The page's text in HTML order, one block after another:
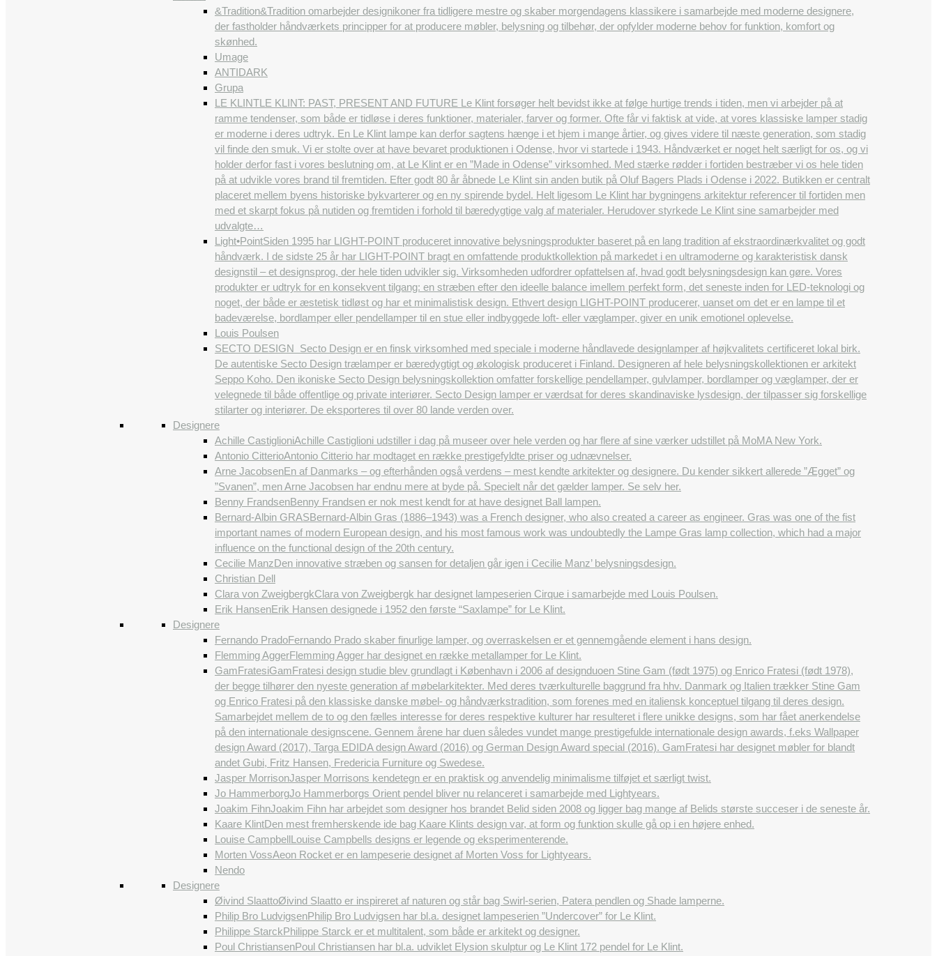
&Tradition&Tradition omarbejder designikoner fra tidligere mestre og skaber morgendagens klassikere i samarbejde med moderne designere,
der fastholder håndværkets principper for at producere møbler, belysning og tilbehør, der opfylder moderne behov for funktion, komfort og
skønhed.
Umage
ANTIDARK
Grupa
LE KLINTLE KLINT: PAST, PRESENT AND FUTURE Le Klint forsøger helt bevidst ikke at følge hurtige trends i tiden, men vi arbejder på at
ramme tendenser, som både er tidløse i deres funktioner, materialer, farver og former. Ofte får vi faktisk at vide, at vores klassiske lamper stadig
er moderne i deres udtryk. En Le Klint lampe kan derfor sagtens hænge i et hjem i mange årtier, og gives videre til næste generation, som stadig
vil finde den smuk. Vi er stolte over at have bevaret produktionen i Odense, hvor vi startede i 1943. Håndværket er noget helt særligt for os, og vi
holder derfor fast i vores beslutning om, at Le Klint er en ”Made in Odense” virksomhed. Med stærke rødder i fortiden bestræber vi os hele tiden
på at udvikle vores brand til fremtiden. Efter godt 80 år åbnede Le Klint sin anden butik på Oluf Bagers Plads i Odense i 2022. Butikken er centralt
placeret mellem byens historiske bykvarterer og en ny spirende bydel. Helt ligesom Le Klint har bygningens arkitektur referencer til fortiden men
med et skarpt fokus på nutiden og fremtiden i forhold til bæredygtige valg af materialer. Herudover styrkede Le Klint sine samarbejder med
udvalgte…
Light•PointSiden 1995 har LIGHT-POINT produceret innovative belysningsprodukter baseret på en lang tradition af ekstraordinærkvalitet og godt
håndværk. I de sidste 25 år har LIGHT-POINT bragt en omfattende produktkollektion på markedet i en ultramoderne og karakteristisk dansk
designstil – et designsprog, der hele tiden udvikler sig. Virksomheden udfordrer opfattelsen af, hvad godt belysningsdesign kan gøre. Vores
produkter er udtryk for en konsekvent tilgang: en stræben efter den ideelle balance imellem perfekt form, det seneste inden for LED-teknologi og
noget, der både er æstetisk tidløst og har et minimalistisk design. Ethvert design LIGHT-POINT producerer, uanset om det er en lampe til et
badeværelse, bordlamper eller pendellamper til en stue eller indbyggede loft- eller væglamper, giver en unik emotionel oplevelse.
Louis Poulsen
SECTO DESIGN Secto Design er en finsk virksomhed med speciale i moderne håndlavede designlamper af højkvalitets certificeret lokal birk.
De autentiske Secto Design trælamper er bæredygtigt og økologisk produceret i Finland. Designeren af ​​hele belysningskollektionen er arkitekt
Seppo Koho. Den ikoniske Secto Design belysningskollektion omfatter forskellige pendellamper, gulvlamper, bordlamper og væglamper, der er
velegnede til både offentlige og private interiører. Secto Design lamper er værdsat for deres skandinaviske lysdesign, der tilpasser sig forskellige
stilarter og interiører. De eksporteres til over 80 lande verden over.
Designere
Achille CastiglioniAchille Castiglioni udstiller i dag på museer over hele verden og har flere af sine værker udstillet på MoMA New York.
Antonio CitterioAntonio Citterio har modtaget en række prestigefyldte priser og udnævnelser.
Arne JacobsenEn af Danmarks – og efterhånden også verdens – mest kendte arkitekter og designere. Du kender sikkert allerede ”Ægget” og
”Svanen”, men Arne Jacobsen har endnu mere at byde på. Specielt når det gælder lamper. Se selv her.
Benny FrandsenBenny Frandsen er nok mest kendt for at have designet Ball lampen.
Bernard-Albin GRASBernard-Albin Gras (1886–1943) was a French designer, who also created a career as engineer. Gras was one of the fist
important names of modern European design, and his most famous work was undoubtedly the Lampe Gras lamp collection, which had a major
influence on the functional design of the 20th century.
Cecilie ManzDen innovative stræben og sansen for detaljen går igen i Cecilie Manz’ belysningsdesign.
Christian Dell
Clara von ZweigbergkClara von Zweigbergk har designet lampeserien Cirque i samarbejde med Louis Poulsen.
Erik HansenErik Hansen designede i 1952 den første “Saxlampe” for Le Klint.
Designere
Fernando PradoFernando Prado skaber finurlige lamper, og overraskelsen er et gennemgående element i hans design.
Flemming AggerFlemming Agger har designet en række metallamper for Le Klint.
GamFratesiGamFratesi design studie blev grundlagt i København i 2006 af designduoen Stine Gam (født 1975) og Enrico Fratesi (født 1978),
der begge tilhører den nyeste generation af møbelarkitekter. Med deres tværkulturelle baggrund fra hhv. Danmark og Italien trækker Stine Gam
og Enrico Fratesi på den klassiske danske møbel- og håndværkstradition, som forenes med en italiensk konceptuel tilgang til deres design.
Samarbejdet mellem de to og den fælles interesse for deres respektive kulturer har resulteret i flere unikke designs, som har fået anerkendelse
på den internationale designscene. Gennem årene har duen således vundet mange prestigefulde internationale design awards, f.eks Wallpaper
design Award (2017), Targa EDIDA design Award (2016) og German Design Award special (2016). GamFratesi har designet møbler for blandt
andet Gubi, Fritz Hansen, Fredericia Furniture og Swedese.
Jasper MorrisonJasper Morrisons kendetegn er en praktisk og anvendelig minimalisme tilføjet et særligt twist.
Jo HammerborgJo Hammerborgs Orient pendel bliver nu relanceret i samarbejde med Lightyears.
Joakim FihnJoakim Fihn har arbejdet som designer hos brandet Belid siden 2008 og ligger bag mange af Belids største succeser i de seneste år.
Kaare KlintDen mest fremherskende ide bag Kaare Klints design var, at form og funktion skulle gå op i en højere enhed.
Louise CampbellLouise Campbells designs er legende og eksperimenterende.
Morten VossAeon Rocket er en lampeserie designet af Morten Voss for Lightyears.
Nendo
Designere
Øivind SlaattoØivind Slaatto er inspireret af naturen og står bag Swirl-serien, Patera pendlen og Shade lamperne.
Philip Bro LudvigsenPhilip Bro Ludvigsen har bl.a. designet lampeserien ”Undercover” for Le Klint.
Philippe StarckPhilippe Starck er et multitalent, som både er arkitekt og designer.
Poul ChristiansenPoul Christiansen har bl.a. udviklet Elysion skulptur og Le Klint 172 pendel for Le Klint.